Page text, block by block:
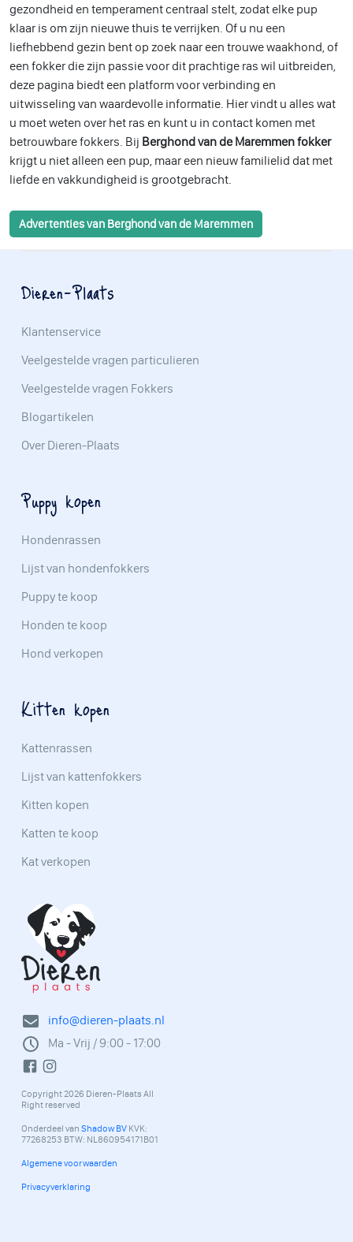
gezondheid en temperament centraal stelt, zodat elke pup
klaar is om zijn nieuwe thuis te verrijken. Of u nu een
liefhebbend gezin bent op zoek naar een trouwe waakhond, of
een fokker die zijn passie voor dit prachtige ras wil uitbreiden,
deze pagina biedt een platform voor verbinding en
uitwisseling van waardevolle informatie. Hier vindt u alles wat
u moet weten over het ras en kunt u in contact komen met
betrouwbare fokkers. Bij Berghond van de Maremmen fokker
krijgt u niet alleen een pup, maar een nieuw familielid dat met
liefde en vakkundigheid is grootgebracht.
Advertenties van Berghond van de Maremmen
info@dieren-plaats.nl
Ma - Vrij / 9:00 - 17:00
Copyright 2026 Dieren-Plaats All
Right reserved
Onderdeel van Shadow BV KVK:
77268253 BTW: NL860954171B01
Algemene voorwaarden
Privacyverklaring
Dieren-Plaats
Klantenservice
Veelgestelde vragen particulieren
Veelgestelde vragen Fokkers
Blogartikelen
Over Dieren-Plaats
Puppy kopen
Hondenrassen
Lijst van hondenfokkers
Puppy te koop
Honden te koop
Hond verkopen
Kitten kopen
Kattenrassen
Lijst van kattenfokkers
Kitten kopen
Katten te koop
Kat verkopen